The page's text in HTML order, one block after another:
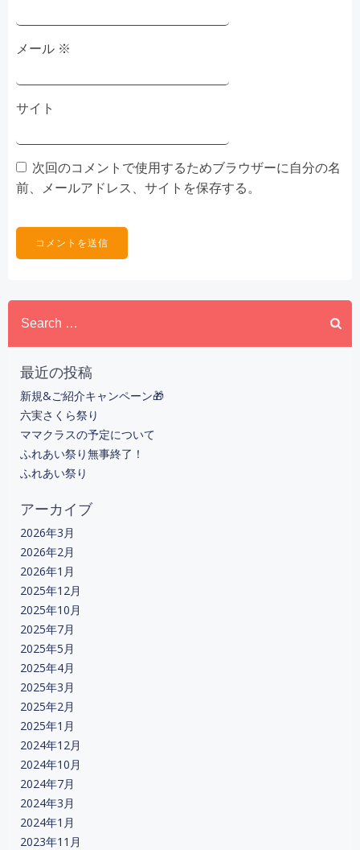
メール ※
サイト
次回のコメントで使用するためブラウザーに自分の名
前、メールアドレス、サイトを保存する。
Search
for:
最近の投稿
新規&ご紹介キャンペーン🎁
六実さくら祭り
ママクラスの予定について
ふれあい祭り無事終了！
ふれあい祭り
アーカイブ
2026年3月
2026年2月
2026年1月
2025年12月
2025年10月
2025年7月
2025年5月
2025年4月
2025年3月
2025年2月
2025年1月
2024年12月
2024年10月
2024年7月
2024年3月
2024年1月
2023年11月